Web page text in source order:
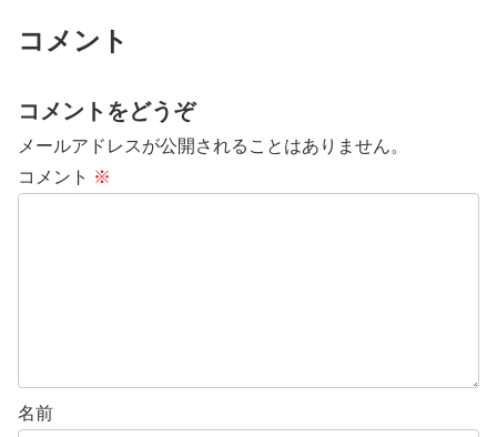
コメント
コメントをどうぞ
メールアドレスが公開されることはありません。
コメント ※
名前